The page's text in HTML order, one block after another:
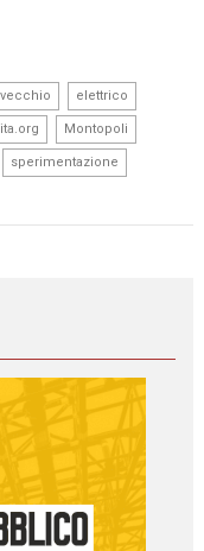
elettrico
Montopoli
sperimentazione